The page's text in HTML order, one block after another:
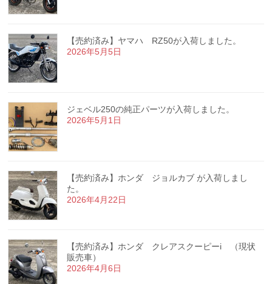
【売約済み】ヤマハ RZ50が入荷しました。
2026年5月5日
ジェベル250の純正パーツが入荷しました。
2026年5月1日
【売約済み】ホンダ ジョルカブ が入荷しまし
た。
2026年4月22日
【売約済み】ホンダ クレアスクーピーi （現状
販売車）
2026年4月6日